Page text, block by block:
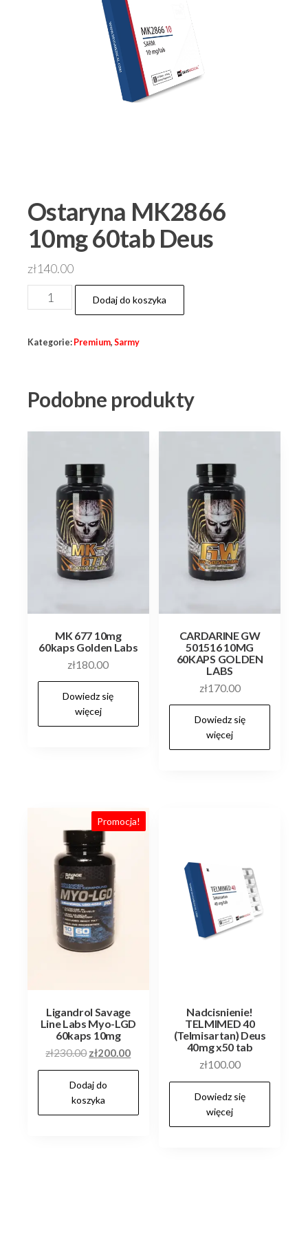
Ostaryna MK2866
10mg 60tab Deus
zł140.00
ilość
Ostaryna
10mg
Deus
Dodaj do koszyka
Kategorie: Premium, Sarmy
Podobne produkty
MK 677 10mg
60kaps Golden Labs
zł180.00
Dowiedz się
więcej
CARDARINE GW
501516 10MG
60KAPS GOLDEN
LABS
zł170.00
Dowiedz się
więcej
Promocja!
Ligandrol Savage
Line Labs Myo-LGD
60kaps 10mg
zł230.00 Pierwotna
cena
wynosiła:
zł230.00.
zł200.00Aktualna
cena
Dodaj do
koszyka
Nadcisnienie!
TELMIMED 40
(Telmisartan) Deus
40mg x50 tab
zł100.00
Dowiedz się
więcej